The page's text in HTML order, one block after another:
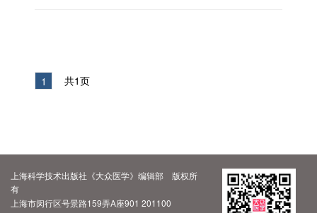
1 共1页
上海科学技术出版社《大众医学》编辑部 版权所
有
上海市闵行区号景路159弄A座901 201100